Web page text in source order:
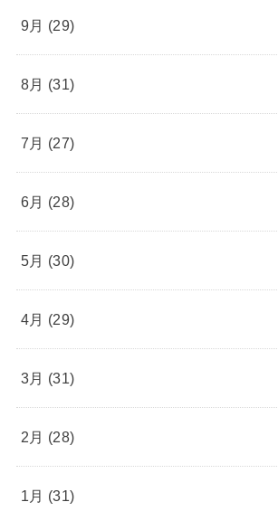
9月 (29)
8月 (31)
7月 (27)
6月 (28)
5月 (30)
4月 (29)
3月 (31)
2月 (28)
1月 (31)